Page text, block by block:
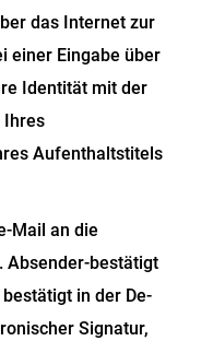
das Internet zur
einer Eingabe über
Identität mit der
Ihres
Aufenthaltstitels
Mail an die
Absender-bestätigt
in der De-
Signatur,